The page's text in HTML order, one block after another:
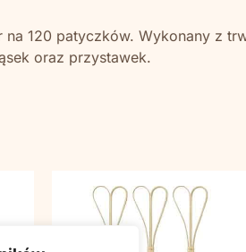
120 patyczków. Wykonany z
oraz przystawek.